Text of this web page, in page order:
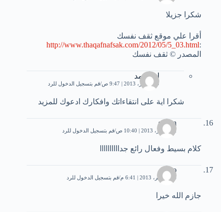
شكرا جزيلا
أقرا علي موقع ثقف نفسك
:
http://www.thaqafnafsak.com/2012/05/5_03.html
المصدر © ثقف نفسك
ابو احمد
19 أكتوبر، 2013 | 9:47 ص قم بتسجيل الدخول للرد
شكرا اية على انتقاءاتك وافكارك ادعوك للمزيد
sadon
22 أكتوبر، 2013 | 10:40 ص قم بتسجيل الدخول للرد
كلام بسيط وفعال رائع جداااااااااا
gogo
14 نوفمبر، 2013 | 6:41 م قم بتسجيل الدخول للرد
جازم الله خيرا